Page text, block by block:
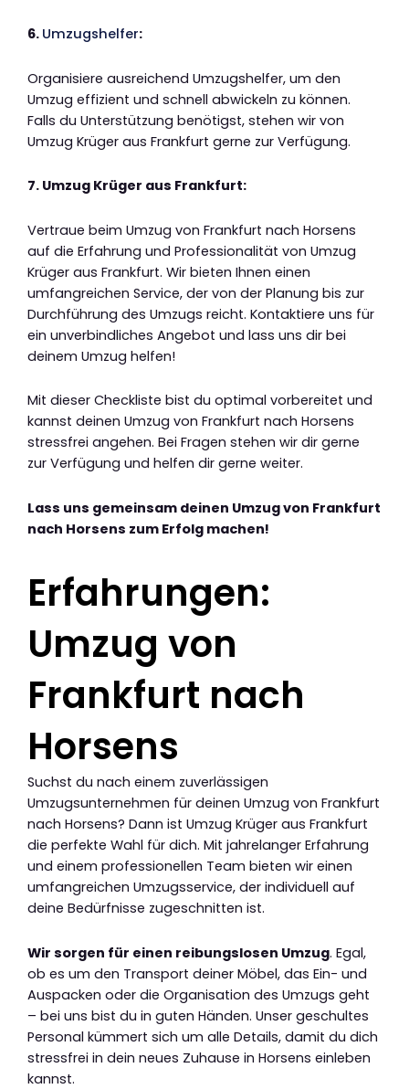
6. Umzugshelfer:
Organisiere ausreichend Umzugshelfer, um den
Umzug effizient und schnell abwickeln zu können.
Falls du Unterstützung benötigst, stehen wir von
Umzug Krüger aus Frankfurt gerne zur Verfügung.
7. Umzug Krüger aus Frankfurt:
Vertraue beim Umzug von Frankfurt nach Horsens
auf die Erfahrung und Professionalität von Umzug
Krüger aus Frankfurt. Wir bieten Ihnen einen
umfangreichen Service, der von der Planung bis zur
Durchführung des Umzugs reicht. Kontaktiere uns für
ein unverbindliches Angebot und lass uns dir bei
deinem Umzug helfen!
Mit dieser Checkliste bist du optimal vorbereitet und
kannst deinen Umzug von Frankfurt nach Horsens
stressfrei angehen. Bei Fragen stehen wir dir gerne
zur Verfügung und helfen dir gerne weiter.
Lass uns gemeinsam deinen Umzug von Frankfurt
nach Horsens zum Erfolg machen!
Erfahrungen:
Umzug von
Frankfurt nach
Horsens
Suchst du nach einem zuverlässigen
Umzugsunternehmen für deinen Umzug von Frankfurt
nach Horsens? Dann ist Umzug Krüger aus Frankfurt
die perfekte Wahl für dich. Mit jahrelanger Erfahrung
und einem professionellen Team bieten wir einen
umfangreichen Umzugsservice, der individuell auf
deine Bedürfnisse zugeschnitten ist.
Wir sorgen für einen reibungslosen Umzug. Egal,
ob es um den Transport deiner Möbel, das Ein- und
Auspacken oder die Organisation des Umzugs geht
– bei uns bist du in guten Händen. Unser geschultes
Personal kümmert sich um alle Details, damit du dich
stressfrei in dein neues Zuhause in Horsens einleben
kannst.